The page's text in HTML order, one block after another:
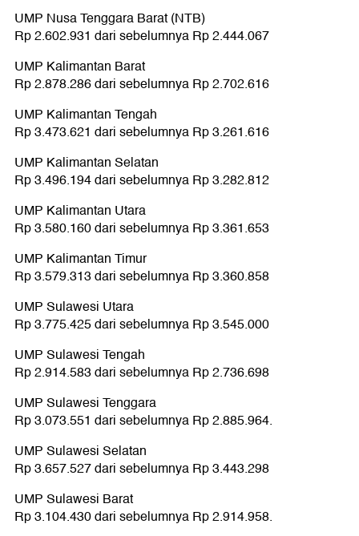
UMP Nusa Tenggara Barat (NTB)
Rp 2.602.931 dari sebelumnya Rp 2.444.067
UMP Kalimantan Barat
Rp 2.878.286 dari sebelumnya Rp 2.702.616
UMP Kalimantan Tengah
Rp 3.473.621 dari sebelumnya Rp 3.261.616
UMP Kalimantan Selatan
Rp 3.496.194 dari sebelumnya Rp 3.282.812
UMP Kalimantan Utara
Rp 3.580.160 dari sebelumnya Rp 3.361.653
UMP Kalimantan Timur
Rp 3.579.313 dari sebelumnya Rp 3.360.858
UMP Sulawesi Utara
Rp 3.775.425 dari sebelumnya Rp 3.545.000
UMP Sulawesi Tengah
Rp 2.914.583 dari sebelumnya Rp 2.736.698
UMP Sulawesi Tenggara
Rp 3.073.551 dari sebelumnya Rp 2.885.964.
UMP Sulawesi Selatan
Rp 3.657.527 dari sebelumnya Rp 3.443.298
UMP Sulawesi Barat
Rp 3.104.430 dari sebelumnya Rp 2.914.958.